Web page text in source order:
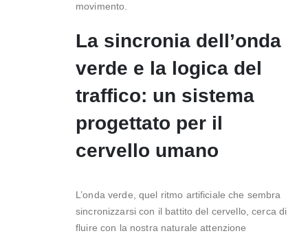
movimento.
La sincronia dell’onda
verde e la logica del
traffico: un sistema
progettato per il
cervello umano
L’onda verde, quel ritmo artificiale che sembra
sincronizzarsi con il battito del cervello, cerca di
fluire con la nostra naturale attenzione